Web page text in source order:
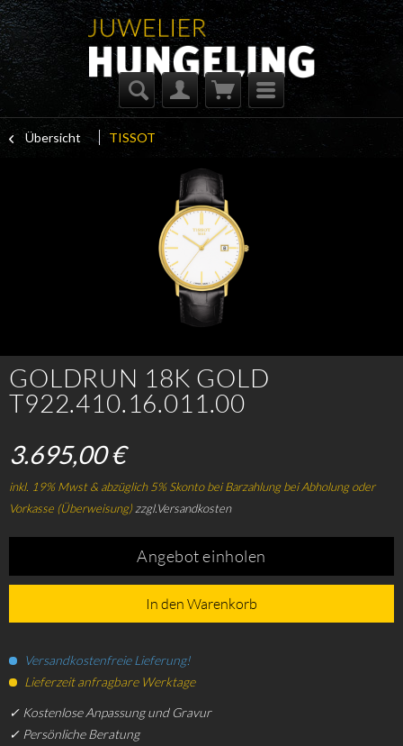
Übersicht TISSOT
GOLDRUN 18K GOLD
T922.410.16.011.00
3.695,00 €
inkl. 19% Mwst & abzüglich 5% Skonto bei Barzahlung bei Abholung oder
Vorkasse (Überweisung)zzgl.Versandkosten
Angebot einholen
In den Warenkorb
Versandkostenfreie Lieferung!
Lieferzeit anfragbare Werktage
✓ Kostenlose Anpassung und Gravur
✓ Persönliche Beratung